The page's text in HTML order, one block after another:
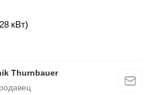
кВт)
Thurnbauer